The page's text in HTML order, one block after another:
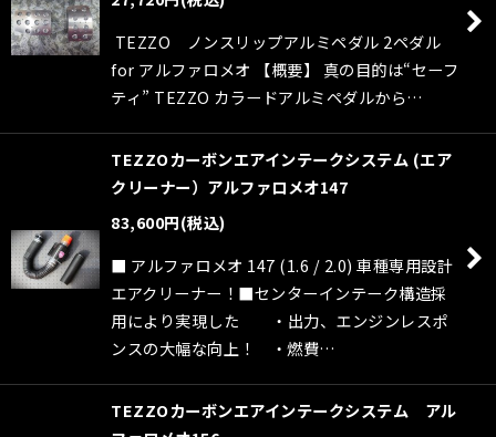
TEZZO ノンスリップアルミペダル 2ペダル
for アルファロメオ 【概要】 真の目的は“セーフ
ティ” TEZZO カラードアルミペダルから…
TEZZOカーボンエアインテークシステム (エア
クリーナー）アルファロメオ147
83,600円(税込)
■ アルファロメオ 147 (1.6 / 2.0) 車種専用設計
エアクリーナー！■センターインテーク構造採
用により実現した ・出力、エンジンレスポ
ンスの大幅な向上！ ・燃費…
TEZZOカーボンエアインテークシステム アル